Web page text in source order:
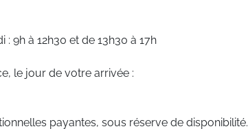
: 9h à 12h30 et de 13h30 à 17h
le jour de votre arrivée :
payantes, sous réserve de disponibilité.